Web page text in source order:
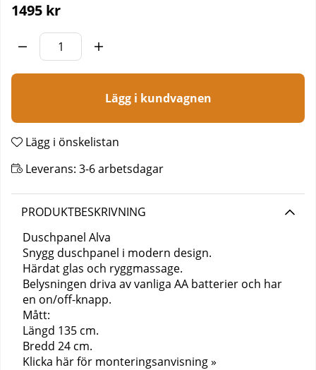
1495 kr
Lägg i kundvagnen
Lägg i önskelistan
Leverans: 3-6 arbetsdagar
PRODUKTBESKRIVNING
Duschpanel Alva
Snygg duschpanel i modern design.
Härdat glas och ryggmassage.
Belysningen driva av vanliga AA batterier och har
en on/off-knapp.
Mått:
Längd 135 cm.
Bredd 24 cm.
Klicka här för monteringsanvisning »